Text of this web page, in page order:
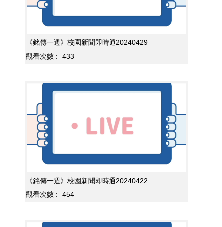
《銘傳一週》校園新聞即時通20240429
觀看次數：
433
《銘傳一週》校園新聞即時通20240422
觀看次數：
454